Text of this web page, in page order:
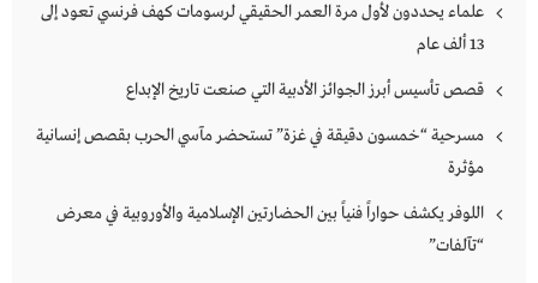
علماء يحددون لأول مرة العمر الحقيقي لرسومات كهف فرنسي تعود إلى
13 ألف عام
قصص تأسيس أبرز الجوائز الأدبية التي صنعت تاريخ الإبداع
مسرحية “خمسون دقيقة في غزة” تستحضر مآسي الحرب بقصص إنسانية
مؤثرة
اللوفر يكشف حواراً فنياً بين الحضارتين الإسلامية والأوروبية في معرض
“تآلفات”